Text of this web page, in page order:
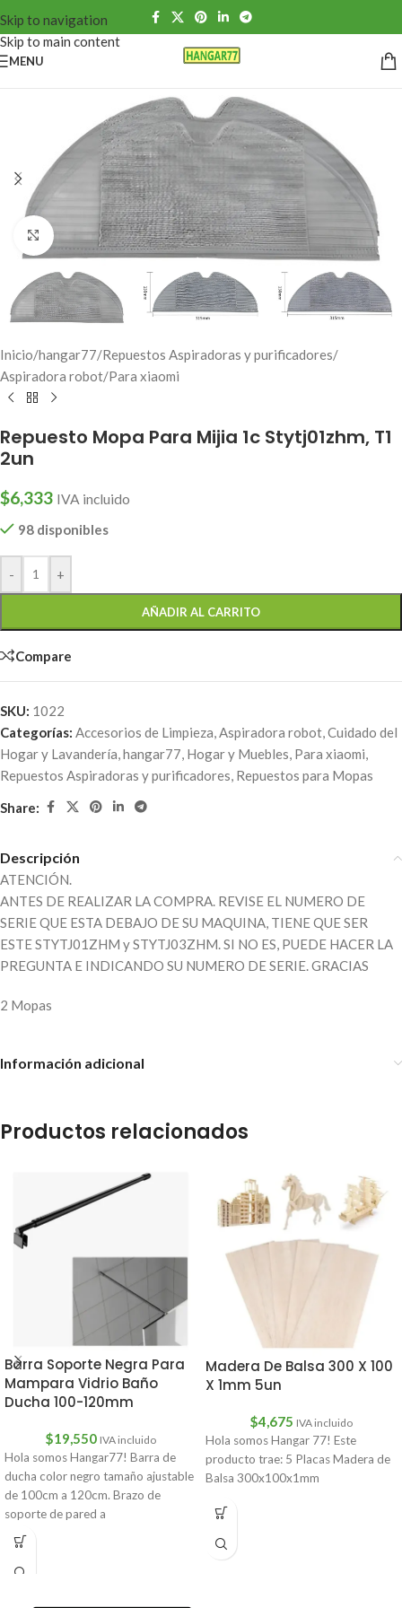
Skip to navigation
Skip to main content
MENU
Click to enlarge
Inicio/hangar77/Repuestos Aspiradoras y purificadores/
Aspiradora robot/Para xiaomi
Repuesto Mopa Para Mijia 1c Stytj01zhm, T1
2un
$6,333 IVA incluido
98 disponibles
- +
AÑADIR AL CARRITO
Compare
SKU: 1022
Categorías: Accesorios de Limpieza,Aspiradora robot,Cuidado del
Hogar y Lavandería,hangar77, Hogar y Muebles, Para xiaomi,
Repuestos Aspiradoras y purificadores, Repuestos para Mopas
Share:
Descripción
ATENCIÓN.
ANTES DE REALIZAR LA COMPRA. REVISE EL NUMERO DE
SERIE QUE ESTA DEBAJO DE SU MAQUINA, TIENE QUE SER
ESTE STYTJ01ZHM y STYTJ03ZHM. SI NO ES, PUEDE HACER LA
PREGUNTA E INDICANDO SU NUMERO DE SERIE. GRACIAS
2 Mopas
Información adicional
Productos relacionados
Barra Soporte Negra Para
Mampara Vidrio Baño
Ducha 100-120mm
$19,550 IVA incluido
Hola somos Hangar77! Barra de
ducha color negro tamaño ajustable
de 100cm a 120cm. Brazo de
soporte de pared a
Madera De Balsa 300 X 100
X 1mm 5un
$4,675 IVA incluido
Hola somos Hangar 77! Este
producto trae: 5 Placas Madera de
Balsa 300x100x1mm